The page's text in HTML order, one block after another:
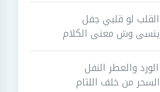
القلب لو قلبي جفل
وش معنى الكلام
والعطر النفل
من خلف اللثام